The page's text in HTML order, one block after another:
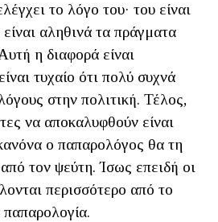
το λόγο του· του είναι
αληθινά τα πράγματα
η διαφορά είναι
τυχαίο ότι πολύ συχνά
στην πολιτική. Τέλος,
να αποκαλυφθούν είναι
ο παπαρολόγος θα τη
τον ψεύτη. Ίσως επειδή οι
περισσότερο από το